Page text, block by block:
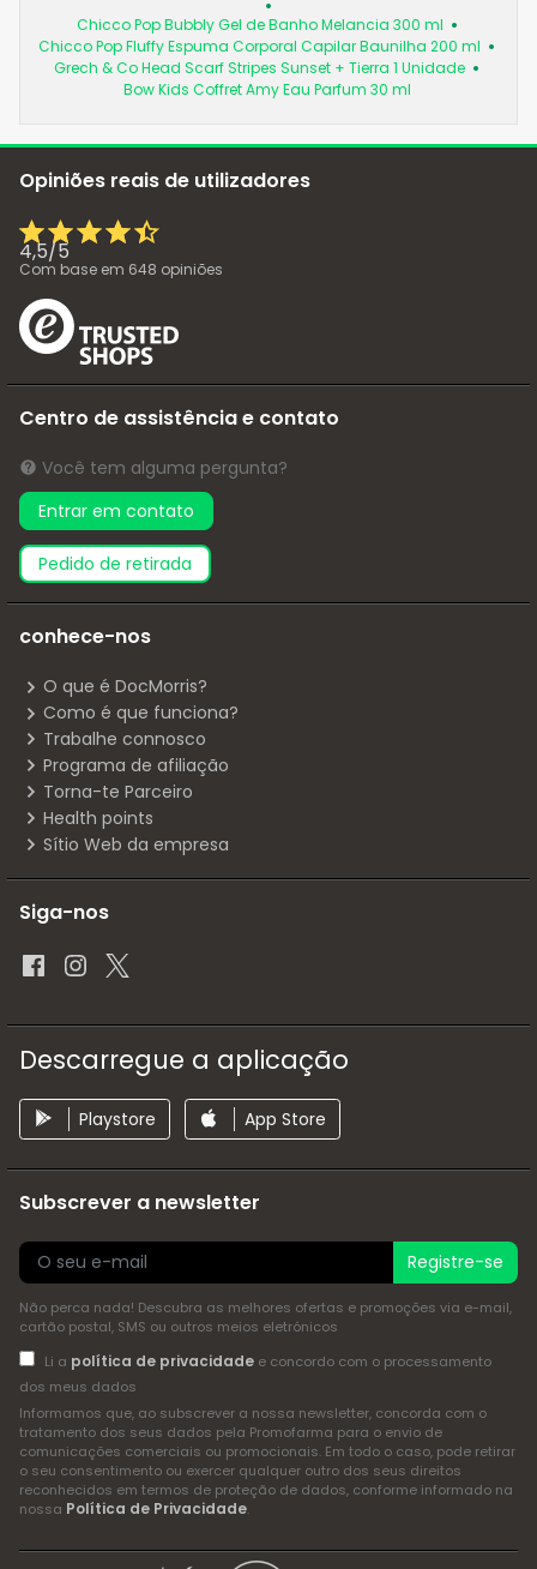
Chicco Pop Bubbly Gel de Banho Melancia 300 ml
Chicco Pop Fluffy Espuma Corporal Capilar Baunilha 200 ml
Grech & Co Head Scarf Stripes Sunset + Tierra 1 Unidade
Bow Kids Coffret Amy Eau Parfum 30 ml
Opiniões reais de utilizadores
4,5/5
Com base em 648 opiniões
Centro de assistência e contato
Você tem alguma pergunta?
Entrar em contato
pedido de retirada
conhece-nos
O que é DocMorris?
Como é que funciona?
Trabalhe connosco
Programa de afiliação
Torna-te Parceiro
Health points
Sítio Web da empresa
Siga-nos
Descarregue a aplicação
Playstore App Store
Subscrever a newsletter
Registre-se
Não perca nada! Descubra as melhores ofertas e promoções via e-mail,
cartão postal, SMS ou outros meios eletrónicos
Li a política de privacidadee concordo com o processamento
dos meus dados
Informamos que, ao subscrever a nossa newsletter, concorda com o
tratamento dos seus dados pela Promofarma para o envio de
comunicações comerciais ou promocionais. Em todo o caso, pode retirar
o seu consentimento ou exercer qualquer outro dos seus direitos
reconhecidos em termos de proteção de dados, conforme informado na
nossa Política de Privacidade.